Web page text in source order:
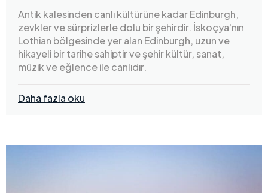
Antik kalesinden canlı kültürüne kadar Edinburgh,
zevkler ve sürprizlerle dolu bir şehirdir. İskoçya'nın
Lothian bölgesinde yer alan Edinburgh, uzun ve
hikayeli bir tarihe sahiptir ve şehir kültür, sanat,
müzik ve eğlence ile canlıdır.
Daha fazla oku